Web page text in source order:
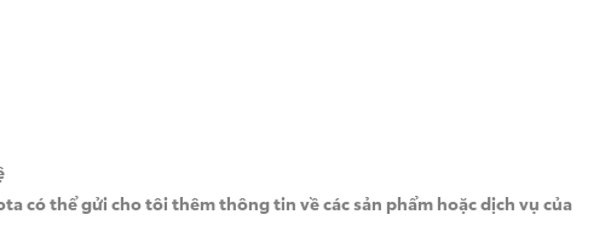
có thể gửi cho tôi thêm thông tin về các sản phẩm hoặc dịch vụ của